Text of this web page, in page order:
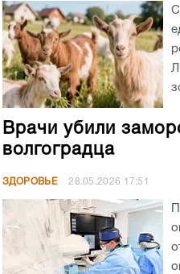
Врачи убили
волгоградца
ЗДОРОВЬЕ 28.05.2026 17:51